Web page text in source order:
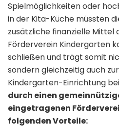
Spielmöglichkeiten oder
in der Kita-Küche müssten
zusätzliche finanzielle Mittel
Förderverein Kindergarten
schließen und trägt somit
sondern gleichzeitig auch
Kindergarten-Einrichtung
durch einen
eingetragenen
folgenden Vorteile: